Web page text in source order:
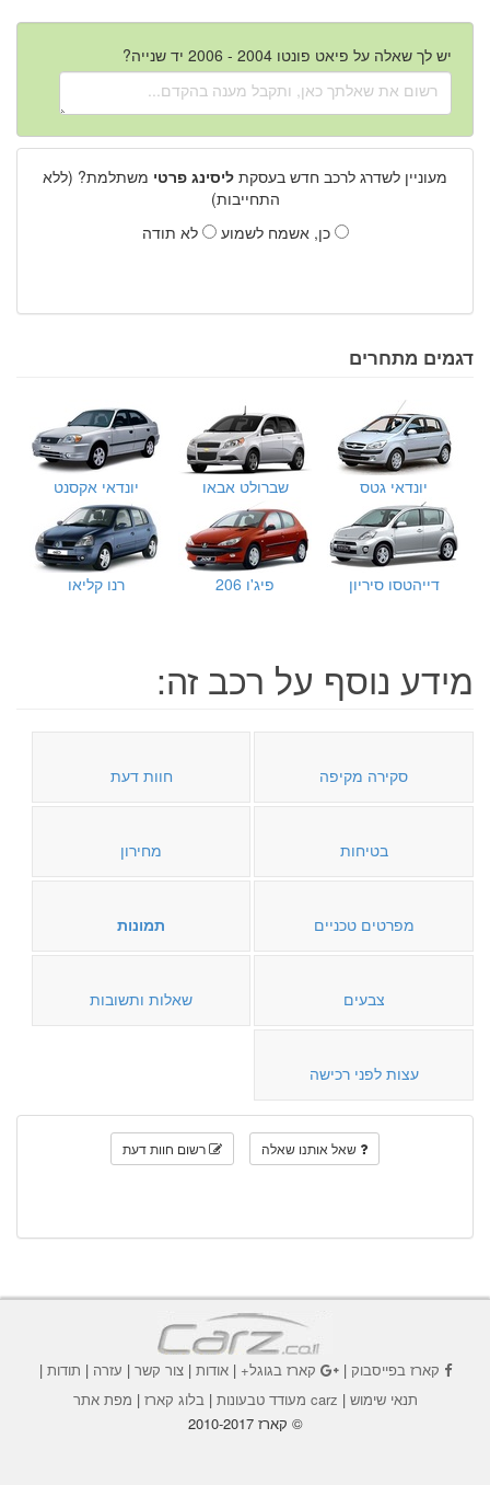
יש לך שאלה על פיאט פונטו 2004 - 2006 יד שנייה?
מעוניין לשדרג לרכב חדש בעסקת ליסינג פרטי משתלמת? (ללא
התחייבות)
כן, אשמח לשמוע
לא תודה
דגמים מתחרים
יונדאי גטס שברולט אבאו יונדאי אקסנט
דייהטסו סיריון פיג'ו 206 רנו קליאו
מידע נוסף על רכב זה:
סקירה מקיפה חוות דעת
בטיחות מחירון
מפרטים טכניים תמונות
צבעים שאלות ותשובות
עצות לפני רכישה
שאל אותנו שאלה רשום חוות דעת
קארז בפייסבוק| קארז בגוגל+|אודות |צור קשר | עזרה | תודות |
תנאי שימוש | carz מעודד טבעונות | בלוג קארז | מפת אתר
© קארז 2010-2017